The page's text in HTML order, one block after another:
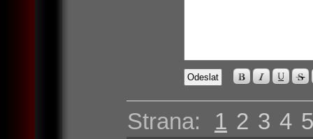
Strana: 1 2 3 4 5